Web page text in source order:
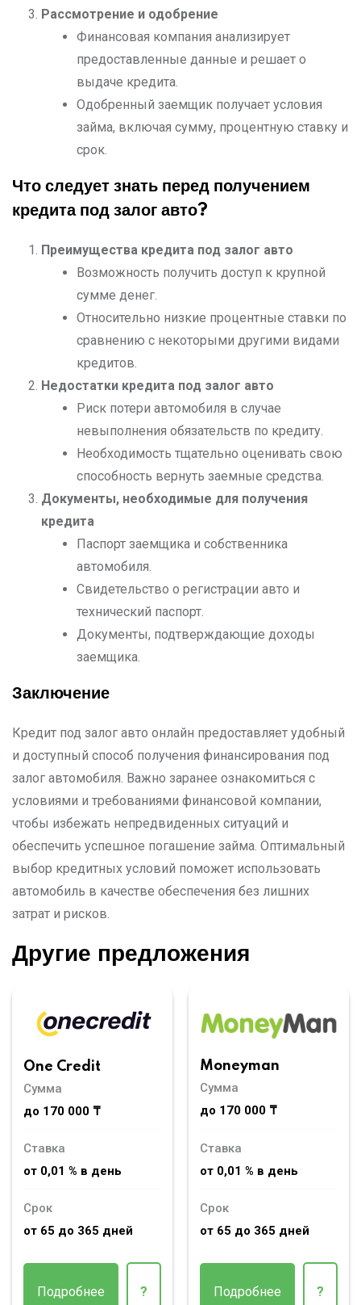
Рассмотрение и одобрение
Финансовая компания анализирует
предоставленные данные и решает о
выдаче кредита.
Одобренный заемщик получает условия
займа, включая сумму, процентную ставку и
срок.
Что следует знать перед получением
кредита под залог авто?
Преимущества кредита под залог авто
Возможность получить доступ к крупной
сумме денег.
Относительно низкие процентные ставки по
сравнению с некоторыми другими видами
кредитов.
Недостатки кредита под залог авто
Риск потери автомобиля в случае
невыполнения обязательств по кредиту.
Необходимость тщательно оценивать свою
способность вернуть заемные средства.
Документы, необходимые для получения
кредита
Паспорт заемщика и собственника
автомобиля.
Свидетельство о регистрации авто и
технический паспорт.
Документы, подтверждающие доходы
заемщика.
Заключение
Кредит под залог авто онлайн предоставляет удобный
и доступный способ получения финансирования под
залог автомобиля. Важно заранее ознакомиться с
условиями и требованиями финансовой компании,
чтобы избежать непредвиденных ситуаций и
обеспечить успешное погашение займа. Оптимальный
выбор кредитных условий поможет использовать
автомобиль в качестве обеспечения без лишних
затрат и рисков.
Другие предложения
One Credit
Сумма
до 170 000 ₸
Ставка
от 0,01 % в день
Срок
от 65 до 365 дней
Подробнее ?
Moneyman
Сумма
до 170 000 ₸
Ставка
от 0,01 % в день
Срок
от 65 до 365 дней
Подробнее ?